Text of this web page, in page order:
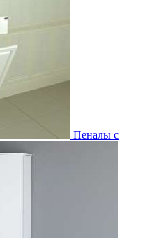
Пеналы с